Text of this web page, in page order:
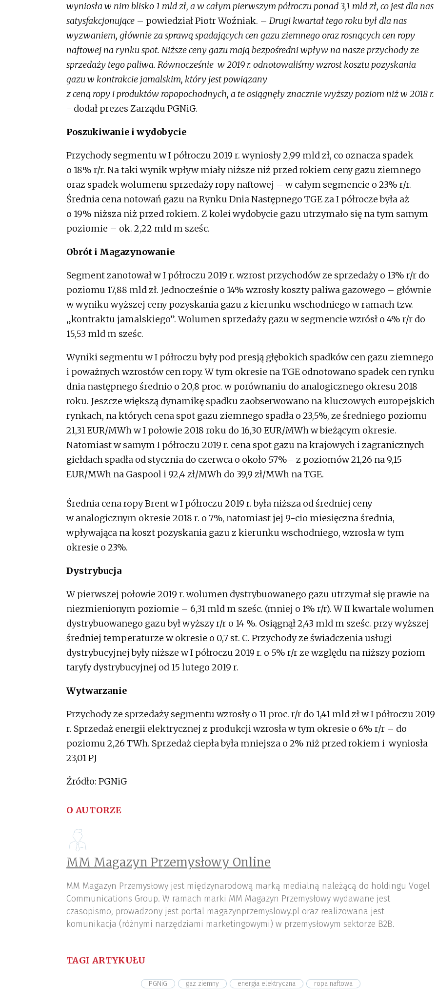
wyniosła w nim blisko 1 mld zł, a w całym pierwszym półroczu ponad 3,1 mld zł, co jest dla nas
satysfakcjonujące – powiedział Piotr Woźniak. – Drugi kwartał tego roku był dla nas
wyzwaniem, głównie za sprawą spadających cen gazu ziemnego oraz rosnących cen ropy
naftowej na rynku spot. Niższe ceny gazu mają bezpośredni wpływ na nasze przychody ze
sprzedaży tego paliwa. Równocześnie w 2019 r. odnotowaliśmy wzrost kosztu pozyskania
gazu w kontrakcie jamalskim, który jest powiązany
z ceną ropy i produktów ropopochodnych, a te osiągnęły znacznie wyższy poziom niż w 2018 r.
- dodał prezes Zarządu PGNiG.
Poszukiwanie i wydobycie
Przychody segmentu w I półroczu 2019 r. wyniosły 2,99 mld zł, co oznacza spadek
o 18% r/r. Na taki wynik wpływ miały niższe niż przed rokiem ceny gazu ziemnego
oraz spadek wolumenu sprzedaży ropy naftowej – w całym segmencie o 23% r/r.
Średnia cena notowań gazu na Rynku Dnia Następnego TGE za I półrocze była aż
o 19% niższa niż przed rokiem. Z kolei wydobycie gazu utrzymało się na tym samym
poziomie – ok. 2,22 mld m sześc.
Obrót i Magazynowanie
Segment zanotował w I półroczu 2019 r. wzrost przychodów ze sprzedaży o 13% r/r do
poziomu 17,88 mld zł. Jednocześnie o 14% wzrosły koszty paliwa gazowego – głównie
w wyniku wyższej ceny pozyskania gazu z kierunku wschodniego w ramach tzw.
„kontraktu jamalskiego”. Wolumen sprzedaży gazu w segmencie wzrósł o 4% r/r do
15,53 mld m sześc.
Wyniki segmentu w I półroczu były pod presją głębokich spadków cen gazu ziemnego
i poważnych wzrostów cen ropy. W tym okresie na TGE odnotowano spadek cen rynku
dnia następnego średnio o 20,8 proc. w porównaniu do analogicznego okresu 2018
roku. Jeszcze większą dynamikę spadku zaobserwowano na kluczowych europejskich
rynkach, na których cena spot gazu ziemnego spadła o 23,5%, ze średniego poziomu
21,31 EUR/MWh w I połowie 2018 roku do 16,30 EUR/MWh w bieżącym okresie.
Natomiast w samym I półroczu 2019 r. cena spot gazu na krajowych i zagranicznych
giełdach spadła od stycznia do czerwca o około 57%– z poziomów 21,26 na 9,15
EUR/MWh na Gaspool i 92,4 zł/MWh do 39,9 zł/MWh na TGE.
Średnia cena ropy Brent w I półroczu 2019 r. była niższa od średniej ceny
w analogicznym okresie 2018 r. o 7%, natomiast jej 9-cio miesięczna średnia,
wpływająca na koszt pozyskania gazu z kierunku wschodniego, wzrosła w tym
okresie o 23%.
Dystrybucja
W pierwszej połowie 2019 r. wolumen dystrybuowanego gazu utrzymał się prawie na
niezmienionym poziomie – 6,31 mld m sześc. (mniej o 1% r/r). W II kwartale wolumen
dystrybuowanego gazu był wyższy r/r o 14 %. Osiągnął 2,43 mld m sześc. przy wyższej
średniej temperaturze w okresie o 0,7 st. C. Przychody ze świadczenia usługi
dystrybucyjnej były niższe w I półroczu 2019 r. o 5% r/r ze względu na niższy poziom
taryfy dystrybucyjnej od 15 lutego 2019 r.
Wytwarzanie
Przychody ze sprzedaży segmentu wzrosły o 11 proc. r/r do 1,41 mld zł w I półroczu 2019
r. Sprzedaż energii elektrycznej z produkcji wzrosła w tym okresie o 6% r/r – do
poziomu 2,26 TWh. Sprzedaż ciepła była mniejsza o 2% niż przed rokiem i wyniosła
23,01 PJ
Źródło: PGNiG
O AUTORZE
MM Magazyn Przemysłowy Online
MM Magazyn Przemysłowy jest międzynarodową marką medialną należącą do holdingu Vogel
Communications Group. W ramach marki MM Magazyn Przemysłowy wydawane jest
czasopismo, prowadzony jest portal magazynprzemyslowy.pl oraz realizowana jest
komunikacja (różnymi narzędziami marketingowymi) w przemysłowym sektorze B2B.
TAGI ARTYKUŁU
PGNiG gaz ziemny energia elektryczna ropa naftowa